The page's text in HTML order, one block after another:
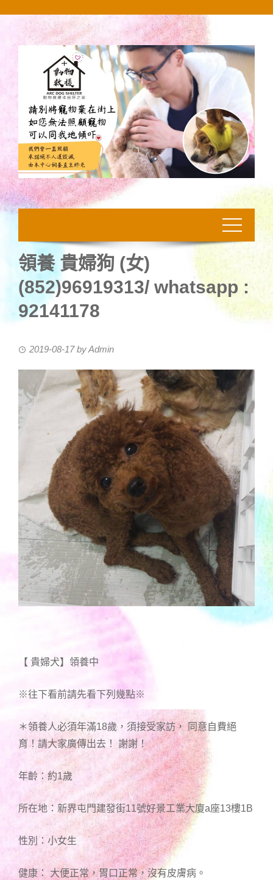
領養 貴婦狗 (女)
(852)96919313/ whatsapp :
92141178
2019-08-17byAdmin
【 貴婦犬】領養中
※往下看前請先看下列幾點※
＊領養人必須年滿18歲，須接受家訪， 同意自費絕
育！請大家廣傳出去！ 謝謝！
年齡：約1歲
所在地：新界屯門建發街11號好景工業大廈a座13樓1B
性別：小女生
健康： 大便正常，胃口正常，沒有皮膚病。